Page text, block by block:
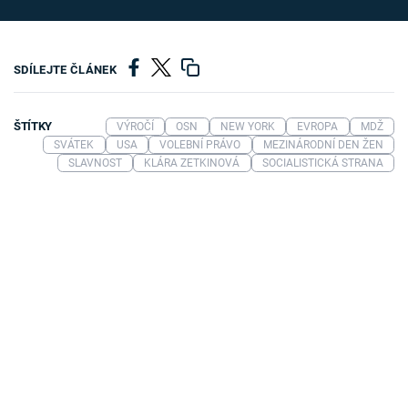
SDÍLEJTE ČLÁNEK
ŠTÍTKY VÝROČÍ OSN NEW YORK EVROPA
MDŽ
SVÁTEK
USA VOLEBNÍ PRÁVO
MEZINÁRODNÍ DEN ŽEN
SLAVNOST
KLÁRA ZETKINOVÁ SOCIALISTICKÁ STRANA